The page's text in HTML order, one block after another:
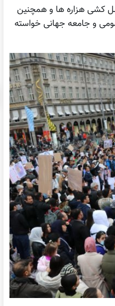
کشی هزاره ها و همچنین
و جامعه جهانی خواسته